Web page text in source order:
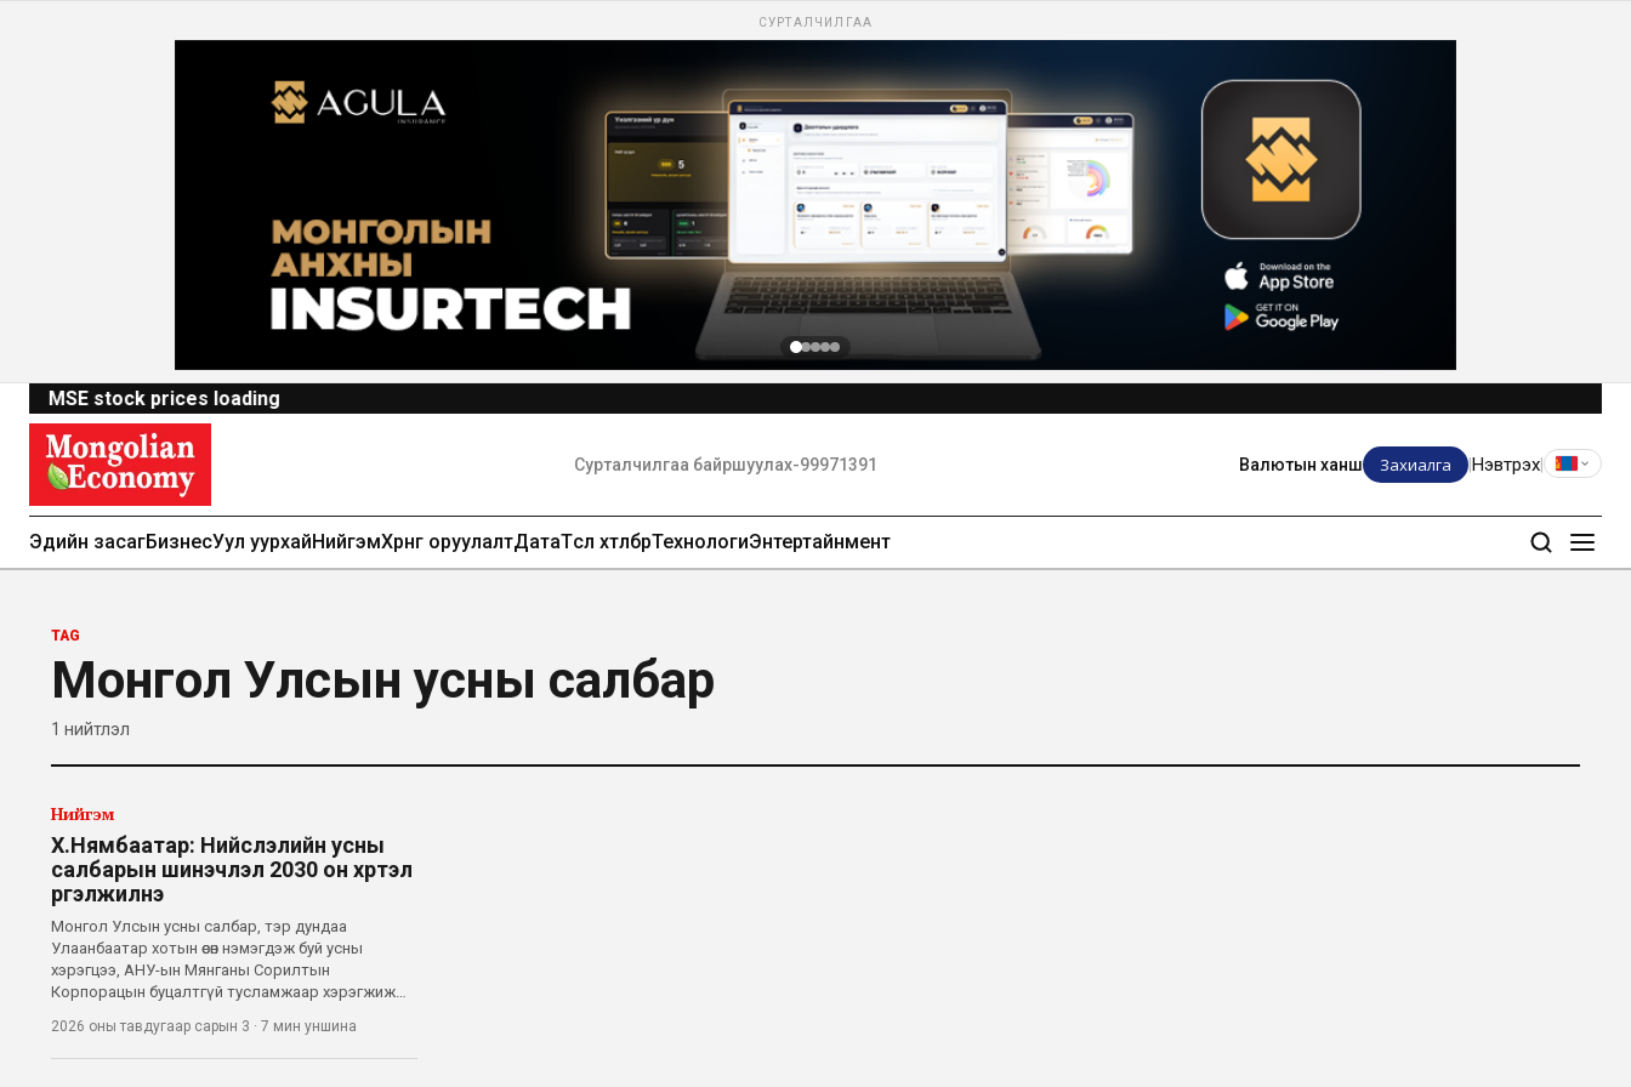
СУРТАЛЧИЛГАА
MSE stock prices loading
Валютын ханш Захиалга Нэвтрэх
Эдийн засагБизнесУул уурхайНийгэмХөрөнгө оруулалтДатаТөсөл хөтөлбөрТехнологиЭнтертайнмент
TAG
Монгол Улсын усны салбар
1 нийтлэл
Нийгэм
Х.Нямбаатар: Нийслэлийн усны
салбарын шинэчлэл 2030 он хүртэл
үргэлжилнэ
Монгол Улсын усны салбар, тэр дундаа
Улаанбаатар хотын өсөн нэмэгдэж буй усны
хэрэгцээ, АНУ-ын Мянганы Сорилтын
Корпорацын буцалтгүй тусламжаар хэрэгжиж
Засаг дарга бөгөөд Улаанбаатар хотын Захирагч
Х.Нямбаатартай ярилцлаа. Энэхүү ярилцлагыг
2026 оны тавдугаар сарын 3 · 7 мин уншина